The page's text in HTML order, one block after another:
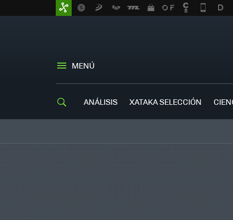
MENÚ
ANÁLISIS XATAKA SELECCIÓN